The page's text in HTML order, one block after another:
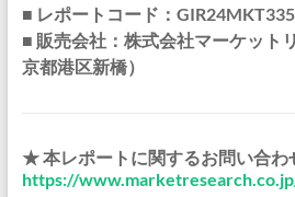
■ レポートコード：
■ 販売会社：株式会社マーケット
京都港区新橋）
★ 本レポートに関するお問い合
https://